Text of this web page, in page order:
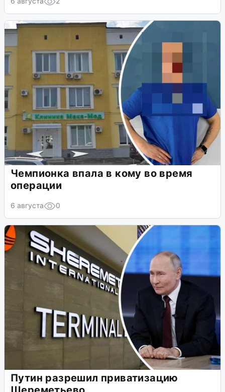
Чемпионка впала в кому во время
операции
6 августа 0
Путин разрешил приватизацию